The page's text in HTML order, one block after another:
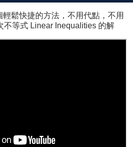
鬆快捷的方法，不用代點，不用
不等式 Linear Inequalities 的解